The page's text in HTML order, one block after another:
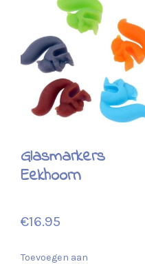
Glasmarkers
Eekhoorn
€16.95
Toevoegen aan